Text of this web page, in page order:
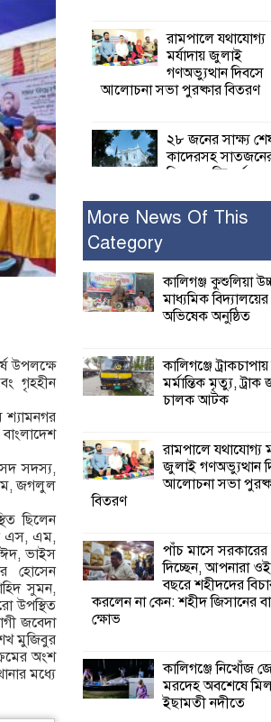
উপলক্ষে
গৃহহীন
শ্যামনগর
সদস্য,
এম, জগলুল
ছিলেন
এস, এম,
ভাইস
হোসেন
সুমন,
উপস্থিত
জবেদা
মুজিবুর
অংশ
মধ্যে
রামপালে যথাযোগ্য
মর্যাদায় জুলাই
গণঅভ্যুত্থান দিবসে
আলোচনা সভা পুরষ্কার বিতরণ
২৮ জনের সাক্ষ্য
কাদেরসহ
বিরুদ্ধে যুক্তিতর্ক
ক্ষতি করেছে
নুরুল হক নুর
পাঁচ মাসে সরকারের
বছরে শহীদদের
করলেন না কেন: শহীদ জিসানের
ক্ষোভ
কালিগঞ্জে নিখোঁজ
মরদেহ অবশেষে
ইছামতী নদীতে
২নং ওয়ার্ডের
কর্মী সম্মেলন
শ্যামনগরে জলবায়ু
শিখন ও অভিজ্ঞতা বিনিময় সভা
শ্যামনগরে বনবিভাগ
More News Of This
Category
কালিগঞ্জ কুশুলিয়া
মাধ্যমিক
অভিষেক অনুষ্ঠিত
কালিগঞ্জে
মর্মান্তিক মৃত্যু, ট্রাক
চালক আটক
রামপালে যথাযোগ্য
জুলাই গণঅভ্যুত্থান
আলোচনা সভা
বিতরণ
পাঁচ মাসে
দিচ্ছেন, আপনারা
বছরে শহীদদের
করলেন না কেন: শহীদ জিসানের
ক্ষোভ
কালিগঞ্জে নিখোঁজ
মরদেহ অবশেষে
ইছামতী নদীতে